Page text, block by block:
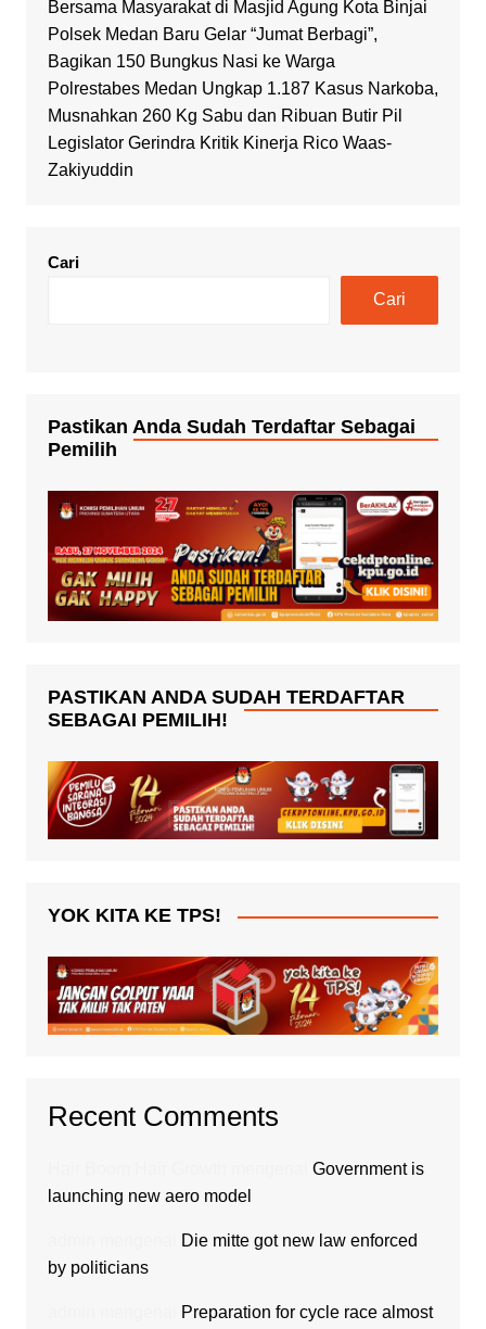
Bersama Masyarakat di Masjid Agung Kota Binjai
Polsek Medan Baru Gelar “Jumat Berbagi”,
Bagikan 150 Bungkus Nasi ke Warga
Polrestabes Medan Ungkap 1.187 Kasus Narkoba,
Musnahkan 260 Kg Sabu dan Ribuan Butir Pil
Legislator Gerindra Kritik Kinerja Rico Waas-
Zakiyuddin
Cari
Cari
Pastikan Anda Sudah Terdaftar Sebagai
Pemilih
PASTIKAN ANDA SUDAH TERDAFTAR
SEBAGAI PEMILIH!
YOK KITA KE TPS!
Recent Comments
Government is
launching new aero model
Die mitte got new law enforced
by politicians
Preparation for cycle race almost